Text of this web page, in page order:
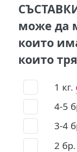
може да
които
които
1 кг.
4-5
3-4
2 бр.